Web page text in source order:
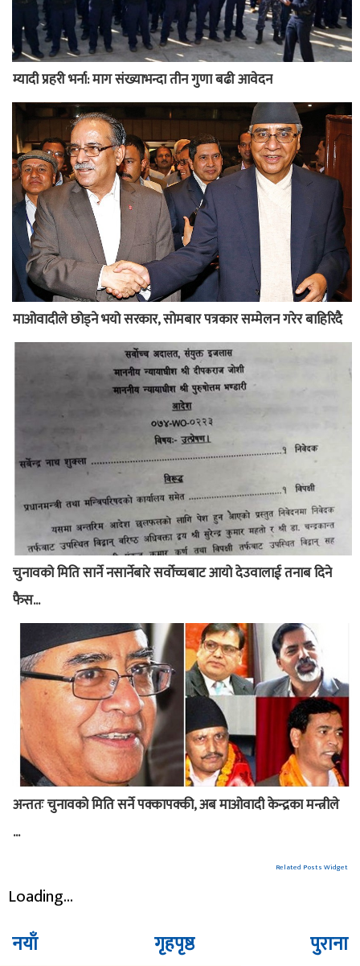
म्यादी प्रहरी भर्ना: माग संख्याभन्दा तीन गुणा बढी आवेदन
माओवादीले छोड्ने भयो सरकार, सोमबार पत्रकार सम्मेलन गरेर बाहिरिदै
चुनावको मिति सार्ने नसार्नेबारे सर्वोच्चबाट आयो देउवालाई तनाब दिने
फैस...
अन्ततः चुनावको मिति सर्ने पक्कापक्की, अब माओवादी केन्द्रका मन्त्रीले
...
Related Posts Widget
Loading...
नयाँ पुराना
गृहपृष्ठ